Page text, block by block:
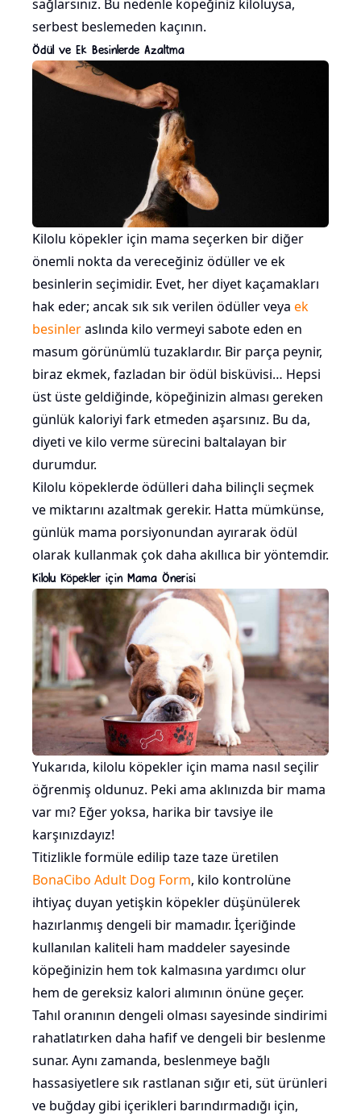
sağlarsınız. Bu nedenle köpeğiniz kiloluysa,
serbest beslemeden kaçının.
Ödül ve Ek Besinlerde Azaltma
Kilolu köpekler için mama seçerken bir diğer
önemli nokta da vereceğiniz ödüller ve ek
besinlerin seçimidir. Evet, her diyet kaçamakları
hak eder; ancak sık sık verilen ödüller veya ek
besinleraslında kilo vermeyi sabote eden en
masum görünümlü tuzaklardır. Bir parça peynir,
biraz ekmek, fazladan bir ödül bisküvisi… Hepsi
üst üste geldiğinde, köpeğinizin alması gereken
günlük kaloriyi fark etmeden aşarsınız. Bu da,
diyeti ve kilo verme sürecini baltalayan bir
durumdur.
Kilolu köpeklerde ödülleri daha bilinçli seçmek
ve miktarını azaltmak gerekir. Hatta mümkünse,
günlük mama porsiyonundan ayırarak ödül
olarak kullanmak çok daha akıllıca bir yöntemdir.
Kilolu Köpekler için Mama Önerisi
Yukarıda, kilolu köpekler için mama nasıl seçilir
öğrenmiş oldunuz. Peki ama aklınızda bir mama
var mı? Eğer yoksa, harika bir tavsiye ile
karşınızdayız!
Titizlikle formüle edilip taze taze üretilen
BonaCibo Adult Dog Form, kilo kontrolüne
ihtiyaç duyan yetişkin köpekler düşünülerek
hazırlanmış dengeli bir mamadır. İçeriğinde
kullanılan kaliteli ham maddeler sayesinde
köpeğinizin hem tok kalmasına yardımcı olur
hem de gereksiz kalori alımının önüne geçer.
Tahıl oranının dengeli olması sayesinde sindirimi
rahatlatırken daha hafif ve dengeli bir beslenme
sunar. Aynı zamanda, beslenmeye bağlı
hassasiyetlere sık rastlanan sığır eti, süt ürünleri
ve buğday gibi içerikleri barındırmadığı için,